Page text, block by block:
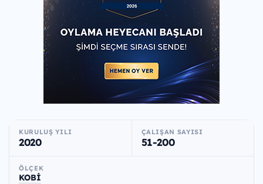
KURULUŞ YILI
2020
ÇALIŞAN SAYISI
51-200
ÖLÇEK
KOBİ